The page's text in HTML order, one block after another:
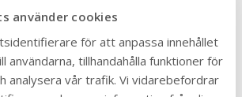
använder cookies
för att anpassa innehållet
användarna, tillhandahålla funktioner för
analysera vår trafik. Vi vidarebefordrar
6
1